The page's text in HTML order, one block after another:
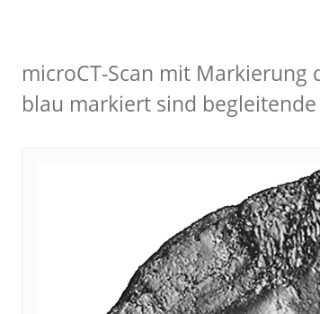
microCT-Scan mit
blau markiert sind